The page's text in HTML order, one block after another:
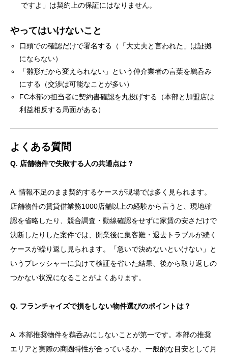
ですよ」は契約上の保証にはなりません。
やってはいけないこと
口頭での確認だけで署名する（「大丈夫と言われた」は証拠
にならない）
「雛形だから変えられない」という仲介業者の言葉を鵜呑み
にする（交渉は可能なことが多い）
FC本部の担当者に契約書確認を丸投げする（本部と加盟店は
利益相反する局面がある）
よくある質問
Q. 店舗物件で失敗する人の共通点は？
A. 情報不足のまま契約するケースが現場では多く見られます。
店舗物件の賃貸借業務1000店舗以上の経験から言うと、現地確
認を省略したり、競合調査・動線確認をせずに家賃の安さだけで
決断したりした案件では、開業後に集客難・退去トラブルが続く
ケースが繰り返し見られます。「急いで決めないといけない」と
いうプレッシャーに負けて検証を省いた結果、後から取り返しの
つかない状況になることがよくあります。
Q. フランチャイズで損をしない物件選びのポイントは？
A. 本部推奨物件を鵜呑みにしないことが第一です。本部の推奨
エリアと実際の商圏特性が合っているか、一般的な目安として月